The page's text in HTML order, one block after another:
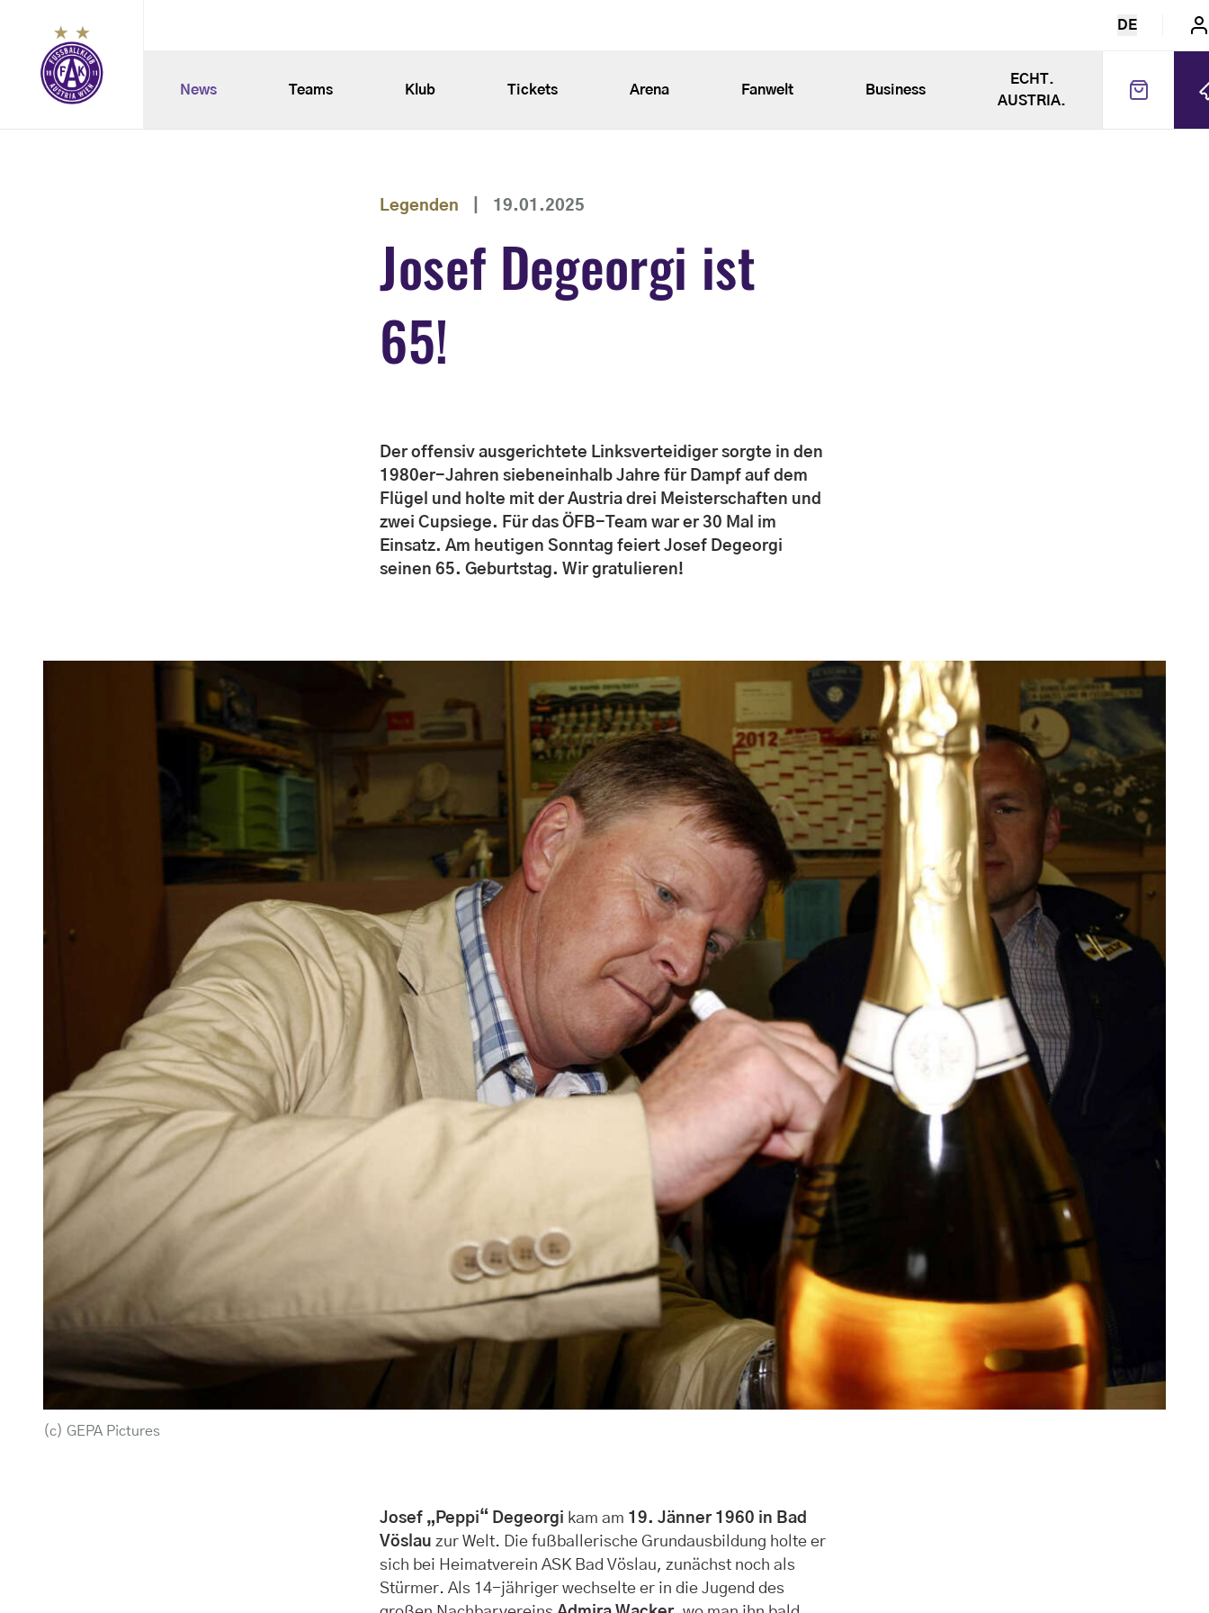
News Teams Klub Tickets Arena Fanwelt Business
ECHT.
AUSTRIA.
DE
Legenden 19.01.2025
Josef Degeorgi ist
65!
Der offensiv ausgerichtete Linksverteidiger sorgte in den
1980er-Jahren siebeneinhalb Jahre für Dampf auf dem
Flügel und holte mit der Austria drei Meisterschaften und
zwei Cupsiege. Für das ÖFB-Team war er 30 Mal im
Einsatz. Am heutigen Sonntag feiert Josef Degeorgi
seinen 65. Geburtstag. Wir gratulieren!
(c) GEPA Pictures
Josef „Peppi“ Degeorgi kam am 19. Jänner 1960 in Bad
Vöslau zur Welt. Die fußballerische Grundausbildung holte er
sich bei Heimatverein ASK Bad Vöslau, zunächst noch als
Stürmer. Als 14-jähriger wechselte er in die Jugend des